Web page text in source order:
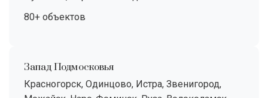
80+ объектов
Запад Подмосковья
Красногорск, Одинцово, Истра, Звенигород,